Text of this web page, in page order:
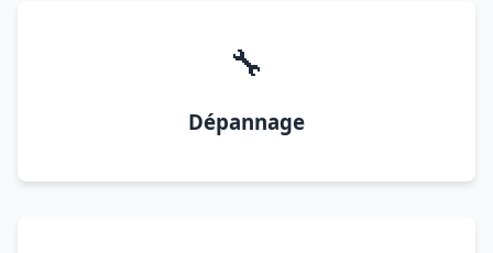
🔧
Dépannage